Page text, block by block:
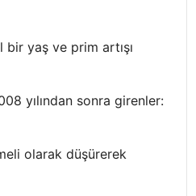
yaş ve prim artışı
yılından sonra girenler:
olarak düşürerek